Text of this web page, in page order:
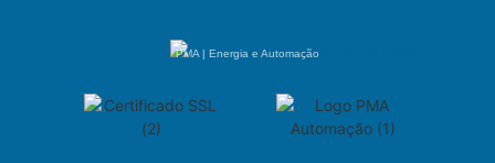
PMA | Energia e Automação